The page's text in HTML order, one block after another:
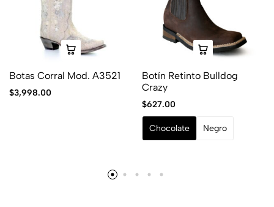
Botas Corral Mod. A3521
$3,998.00
Botín Retinto Bulldog
Crazy
$627.00
Chocolate Negro